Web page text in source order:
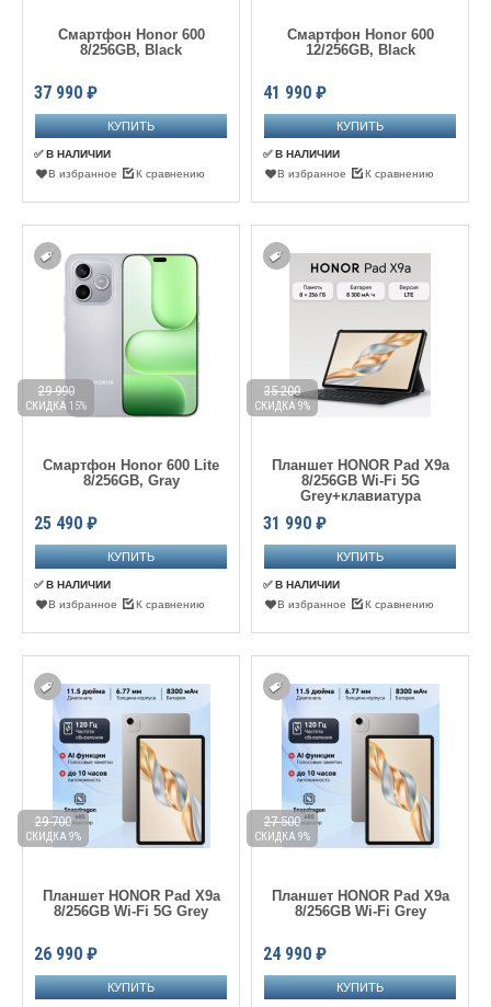
Смартфон Honor 600
8/256GB, Black
37 990 ₽
✅ В НАЛИЧИИ
В избранное
К сравнению
Смартфон Honor 600
12/256GB, Black
41 990 ₽
✅ В НАЛИЧИИ
В избранное
К сравнению
Смартфон Honor 600 Lite
8/256GB, Gray
25 490 ₽
29 990
СКИДКА 15%
✅ В НАЛИЧИИ
В избранное
К сравнению
Планшет HONOR Pad X9a
8/256GB Wi-Fi 5G
Grey+клавиатура
31 990 ₽
35 200
СКИДКА 9%
✅ В НАЛИЧИИ
В избранное
К сравнению
Планшет HONOR Pad X9a
8/256GB Wi-Fi 5G Grey
26 990 ₽
29 700
СКИДКА 9%
Планшет HONOR Pad X9a
8/256GB Wi-Fi Grey
24 990 ₽
27 500
СКИДКА 9%